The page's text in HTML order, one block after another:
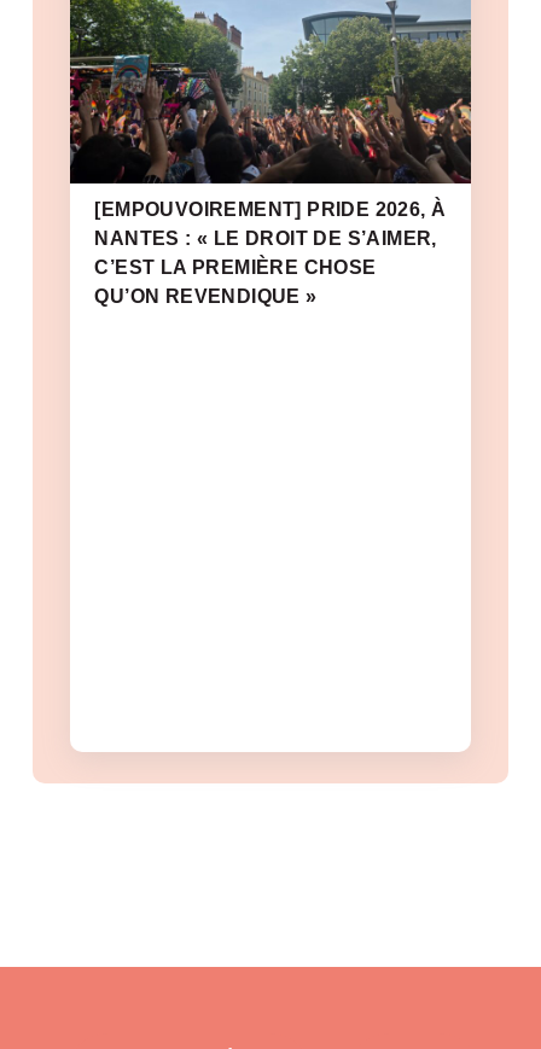
[EMPOUVOIREMENT] PRIDE 2026, À
NANTES : « LE DROIT DE S’AIMER,
C’EST LA PREMIÈRE CHOSE
QU’ON REVENDIQUE »